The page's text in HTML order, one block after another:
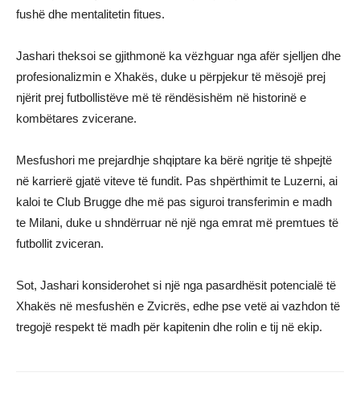
fushë dhe mentalitetin fitues.
Jashari theksoi se gjithmonë ka vëzhguar nga afër sjelljen dhe
profesionalizmin e Xhakës, duke u përpjekur të mësojë prej
njërit prej futbollistëve më të rëndësishëm në historinë e
kombëtares zvicerane.
Mesfushori me prejardhje shqiptare ka bërë ngritje të shpejtë
në karrierë gjatë viteve të fundit. Pas shpërthimit te Luzerni, ai
kaloi te Club Brugge dhe më pas siguroi transferimin e madh
te Milani, duke u shndërruar në një nga emrat më premtues të
futbollit zviceran.
Sot, Jashari konsiderohet si një nga pasardhësit potencialë të
Xhakës në mesfushën e Zvicrës, edhe pse vetë ai vazhdon të
tregojë respekt të madh për kapitenin dhe rolin e tij në ekip.